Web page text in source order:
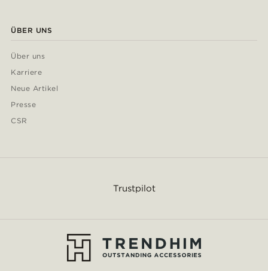
ÜBER UNS
Über uns
Karriere
Neue Artikel
Presse
CSR
Trustpilot